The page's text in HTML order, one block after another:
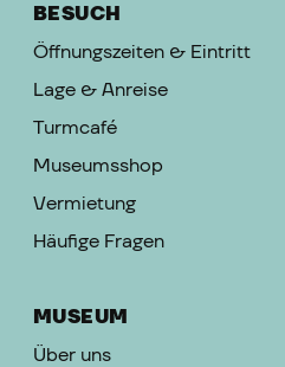
BESUCH
Öffnungszeiten & Eintritt
Lage & Anreise
Turmcafé
Museumsshop
Vermietung
Häufige Fragen
MUSEUM
Über uns